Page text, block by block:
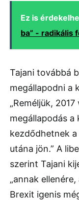
Ez is
ba” - radikális
Tajani továbbá
megállapodni a
„Reméljük,
megállapodás a
kezdődhetnek
utána jön.” A
szerint Tajani
„annak
Brexit igenis